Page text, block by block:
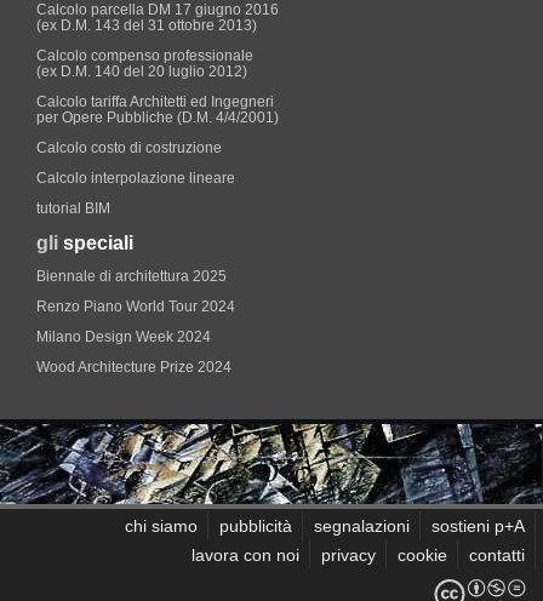
Calcolo parcella DM 17 giugno 2016
(ex D.M. 143 del 31 ottobre 2013)
Calcolo compenso professionale
(ex D.M. 140 del 20 luglio 2012)
Calcolo tariffa Architetti ed Ingegneri
per Opere Pubbliche (D.M. 4/4/2001)
Calcolo costo di costruzione
Calcolo interpolazione lineare
tutorial BIM
gli speciali
Biennale di architettura 2025
Renzo Piano World Tour 2024
Milano Design Week 2024
Wood Architecture Prize 2024
chi siamo pubblicità segnalazioni
sostieni p+A
lavora con noi
privacy cookie contatti